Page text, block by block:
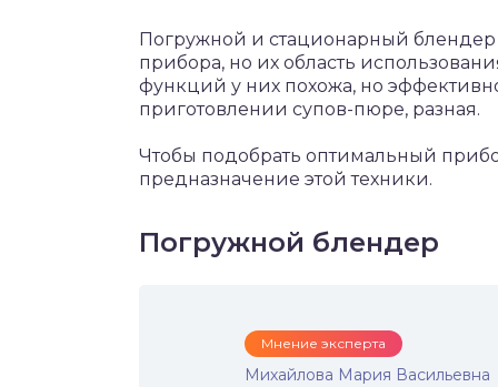
Погружной и стационарный
прибора, но их область
функций у них похожа, но
приготовлении супов-пюре, разная.
Чтобы подобрать оптимальный
предназначение этой техники.
Погружной блендер
Мнение эксперта
Михайлова Мария Васильевна